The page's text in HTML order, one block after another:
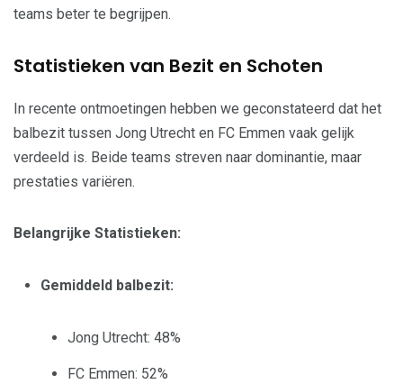
teams beter te begrijpen.
Statistieken van Bezit en Schoten
In recente ontmoetingen hebben we geconstateerd dat het
balbezit tussen Jong Utrecht en FC Emmen vaak gelijk
verdeeld is. Beide teams streven naar dominantie, maar
prestaties variëren.
Belangrijke Statistieken:
Gemiddeld balbezit:
Jong Utrecht: 48%
FC Emmen: 52%